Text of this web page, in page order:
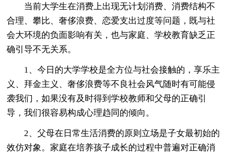
当前大学生在消费上出现无计划消费、消费结构不
合理、攀比、奢侈浪费、恋爱支出过度等问题，既与社
会大环境的负面影响有关，也与家庭、学校教育缺乏正
确引导不无关系。
1、今日的大学学校是全方位与社会接触的，享乐主
义、拜金主义、奢侈浪费等不良社会风气随时有可能侵
袭我们，如果没有及时得到学校教师和父母的正确引
导，我们很容易构成心理趋同的倾向。
2、父母在日常生活消费的原则立场是子女最初始的
效仿对象。家庭在培养孩子成长的过程中普遍对正确消